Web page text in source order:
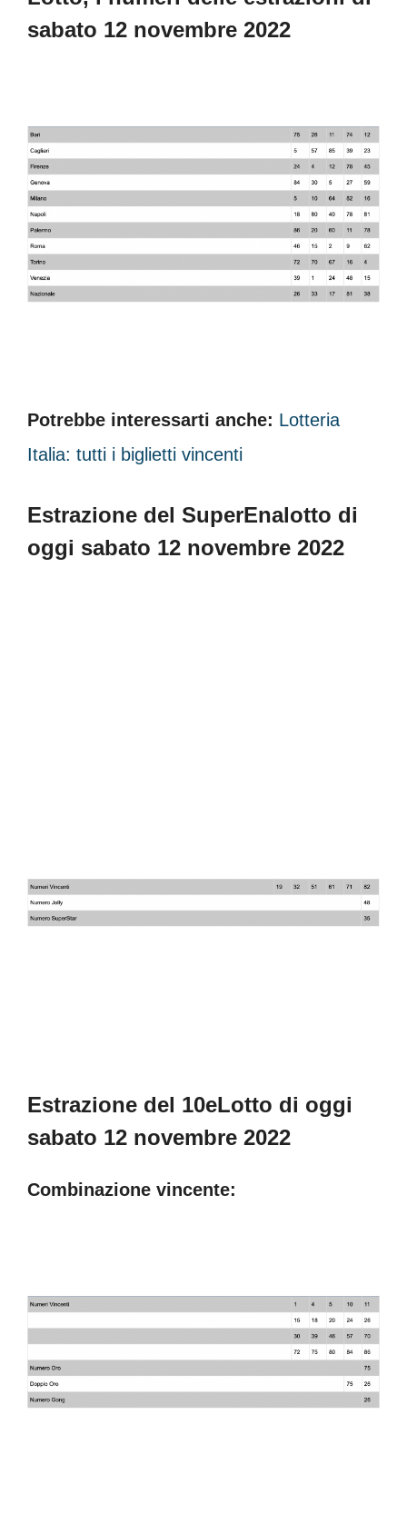
sabato 12 novembre 2022
Potrebbe interessarti anche: Lotteria
Italia: tutti i biglietti vincenti
Estrazione del SuperEnalotto di
oggi sabato 12 novembre 2022
Estrazione del 10eLotto di oggi
sabato 12 novembre 2022
Combinazione vincente: